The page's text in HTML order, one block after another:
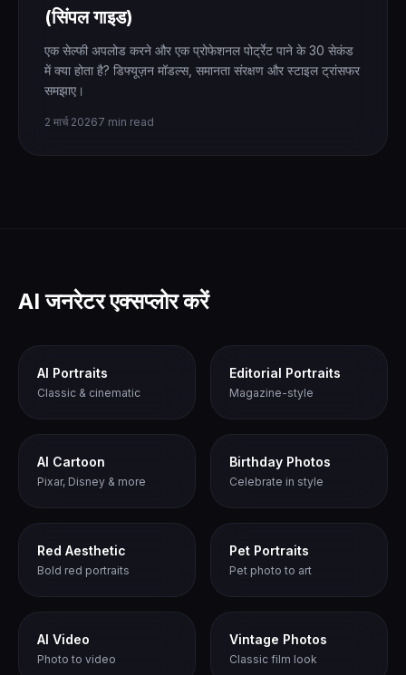
(सिंपल गाइड)
एक सेल्फी अपलोड करने और एक प्रोफेशनल पोर्ट्रेट पाने के 30 सेकंड
में क्या होता है? डिफ्यूज़न मॉडल्स, समानता संरक्षण और स्टाइल ट्रांसफर
समझाए।
2 मार्च 20267 min read
AI जनरेटर एक्सप्लोर करें
AI Portraits
Classic & cinematic
Editorial Portraits
Magazine-style
AI Cartoon
Pixar, Disney & more
Birthday Photos
Celebrate in style
Red Aesthetic
Bold red portraits
Pet Portraits
Pet photo to art
AI Video
Photo to video
Vintage Photos
Classic film look